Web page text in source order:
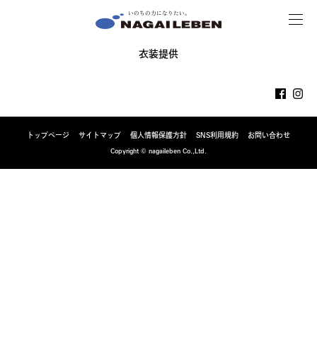
MENU
衣装提供
トップページ サイトマップ 個人情報保護方針 SNS利用規約
お問い合わせ
Copyright © nagaileben Co.,Ltd.